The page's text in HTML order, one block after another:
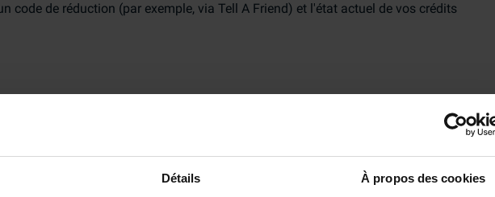
Détails À propos des cookies
code de réduction (par exemple, via Tell A Friend) et l'état actuel de vos crédits
nous. C'est pourquoi nous pouvons vous demander de nous faire part de
Pour informer les clients potentiels, nous pouvons également publier
est notre intérêt légitime à recevoir et à publier les commentaires des clients
fin ?